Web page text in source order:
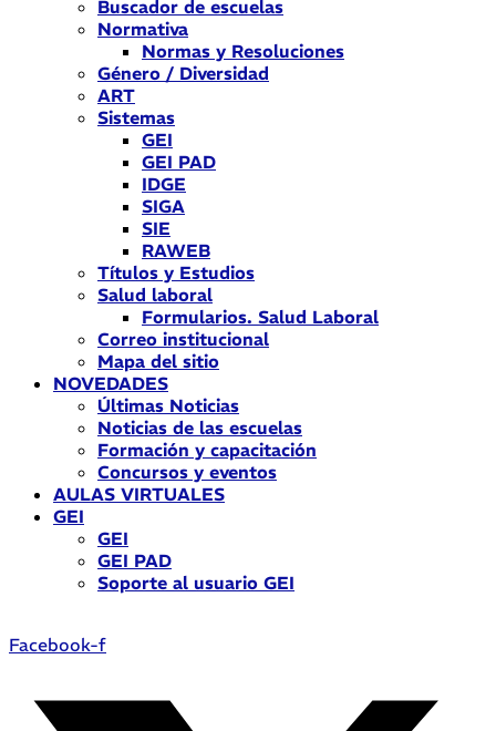
Buscador de escuelas
Normativa
Normas y Resoluciones
Género / Diversidad
ART
Sistemas
GEI
GEI PAD
IDGE
SIGA
SIE
RAWEB
Títulos y Estudios
Salud laboral
Formularios. Salud Laboral
Correo institucional
Mapa del sitio
NOVEDADES
Últimas Noticias
Noticias de las escuelas
Formación y capacitación
Concursos y eventos
AULAS VIRTUALES
GEI
GEI
GEI PAD
Soporte al usuario GEI
Facebook-f